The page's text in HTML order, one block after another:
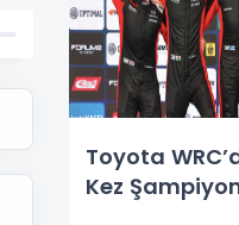
Toyota
Kez